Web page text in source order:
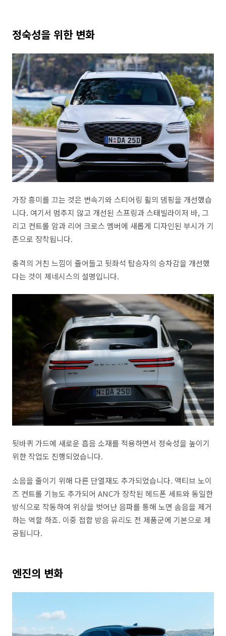
정숙성을 위한 변화
가장 흥미를 끄는 것은 변속기와 스티어링 휠의 댐핑을 개선했습
니다. 여기서 멈추지 않고 개선된 스프링과 스태빌라이저 바, 그
리고 컨트롤 암과 리어 크로스 멤버에 새롭게 디자인된 부시가 기
존으로 장착됩니다.
충격의 거친 느낌이 줄어들고 뒷좌석 탑승자의 승차감을 개선했
다는 것이 제네시스의 설명입니다.
뒷바퀴 가드에 새로운 흡음 소재를 적용하면서 정숙성을 높이기
위한 작업도 진행되었습니다.
소음을 줄이기 위해 다른 단열재도 추가되었습니다. 액티브 노이
즈 컨트롤 기능도 추가되어 ANC가 장착된 헤드폰 세트와 동일한
방식으로 작동하여 위상을 벗어난 음파를 통해 노면 솜음을 제거
하는 역할 하죠. 이중 접합 방음 유리도 전 제품군에 기본으로 제
공됩니다.
엔진의 변화